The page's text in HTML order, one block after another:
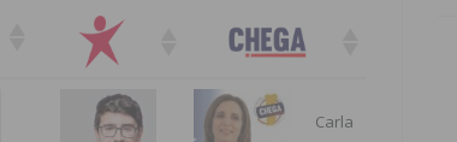
Carla